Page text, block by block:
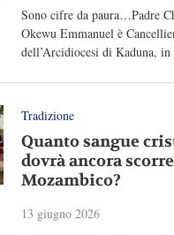
Sono cifre da paura…Padre
Okewu Emmanuel è
dell’Arcidiocesi di Kaduna,
Tradizione
Quanto sangue
dovrà ancora
Mozambico?
13 giugno 2026